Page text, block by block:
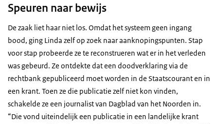
Speuren naar bewijs
De zaak liet haar niet los. Omdat het systeem geen ingang
bood, ging Linda zelf op zoek naar aanknopingspunten. Stap
voor stap probeerde ze te reconstrueren wat er in het verleden
was gebeurd. Ze ontdekte dat een doodverklaring via de
rechtbank gepubliceerd moet worden in de Staatscourant en in
een krant. Toen ze die publicatie zelf niet kon vinden,
schakelde ze een journalist van Dagblad van het Noorden in.
“Die vond uiteindelijk een publicatie in een landelijke krant